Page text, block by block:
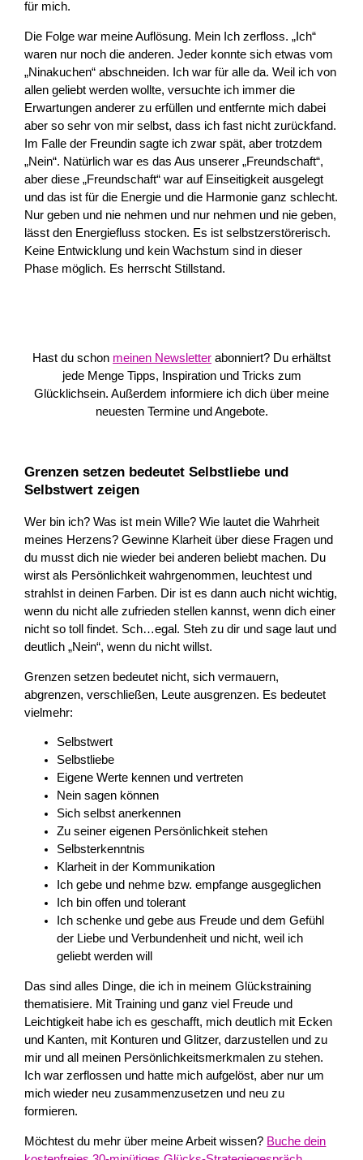
für mich.
Die Folge war meine Auflösung. Mein Ich zerfloss. „Ich“
waren nur noch die anderen. Jeder konnte sich etwas vom
„Ninakuchen“ abschneiden. Ich war für alle da. Weil ich von
allen geliebt werden wollte, versuchte ich immer die
Erwartungen anderer zu erfüllen und entfernte mich dabei
aber so sehr von mir selbst, dass ich fast nicht zurückfand.
Im Falle der Freundin sagte ich zwar spät, aber trotzdem
„Nein“. Natürlich war es das Aus unserer „Freundschaft“,
aber diese „Freundschaft“ war auf Einseitigkeit ausgelegt
und das ist für die Energie und die Harmonie ganz schlecht.
Nur geben und nie nehmen und nur nehmen und nie geben,
lässt den Energiefluss stocken. Es ist selbstzerstörerisch.
Keine Entwicklung und kein Wachstum sind in dieser
Phase möglich. Es herrscht Stillstand.
Hast du schon meinen Newsletter abonniert? Du erhältst
jede Menge Tipps, Inspiration und Tricks zum
Glücklichsein. Außerdem informiere ich dich über meine
neuesten Termine und Angebote.
Grenzen setzen bedeutet Selbstliebe und
Selbstwert zeigen
Wer bin ich? Was ist mein Wille? Wie lautet die Wahrheit
meines Herzens? Gewinne Klarheit über diese Fragen und
du musst dich nie wieder bei anderen beliebt machen. Du
wirst als Persönlichkeit wahrgenommen, leuchtest und
strahlst in deinen Farben. Dir ist es dann auch nicht wichtig,
wenn du nicht alle zufrieden stellen kannst, wenn dich einer
nicht so toll findet. Sch…egal. Steh zu dir und sage laut und
deutlich „Nein“, wenn du nicht willst.
Grenzen setzen bedeutet nicht, sich vermauern,
abgrenzen, verschließen, Leute ausgrenzen. Es bedeutet
vielmehr:
Selbstwert
Selbstliebe
Eigene Werte kennen und vertreten
Nein sagen können
Sich selbst anerkennen
Zu seiner eigenen Persönlichkeit stehen
Selbsterkenntnis
Klarheit in der Kommunikation
Ich gebe und nehme bzw. empfange ausgeglichen
Ich bin offen und tolerant
Ich schenke und gebe aus Freude und dem Gefühl
der Liebe und Verbundenheit und nicht, weil ich
geliebt werden will
Das sind alles Dinge, die ich in meinem Glückstraining
thematisiere. Mit Training und ganz viel Freude und
Leichtigkeit habe ich es geschafft, mich deutlich mit Ecken
und Kanten, mit Konturen und Glitzer, darzustellen und zu
mir und all meinen Persönlichkeitsmerkmalen zu stehen.
Ich war zerflossen und hatte mich aufgelöst, aber nur um
mich wieder neu zusammenzusetzen und neu zu
formieren.
Möchtest du mehr über meine Arbeit wissen? Buche dein